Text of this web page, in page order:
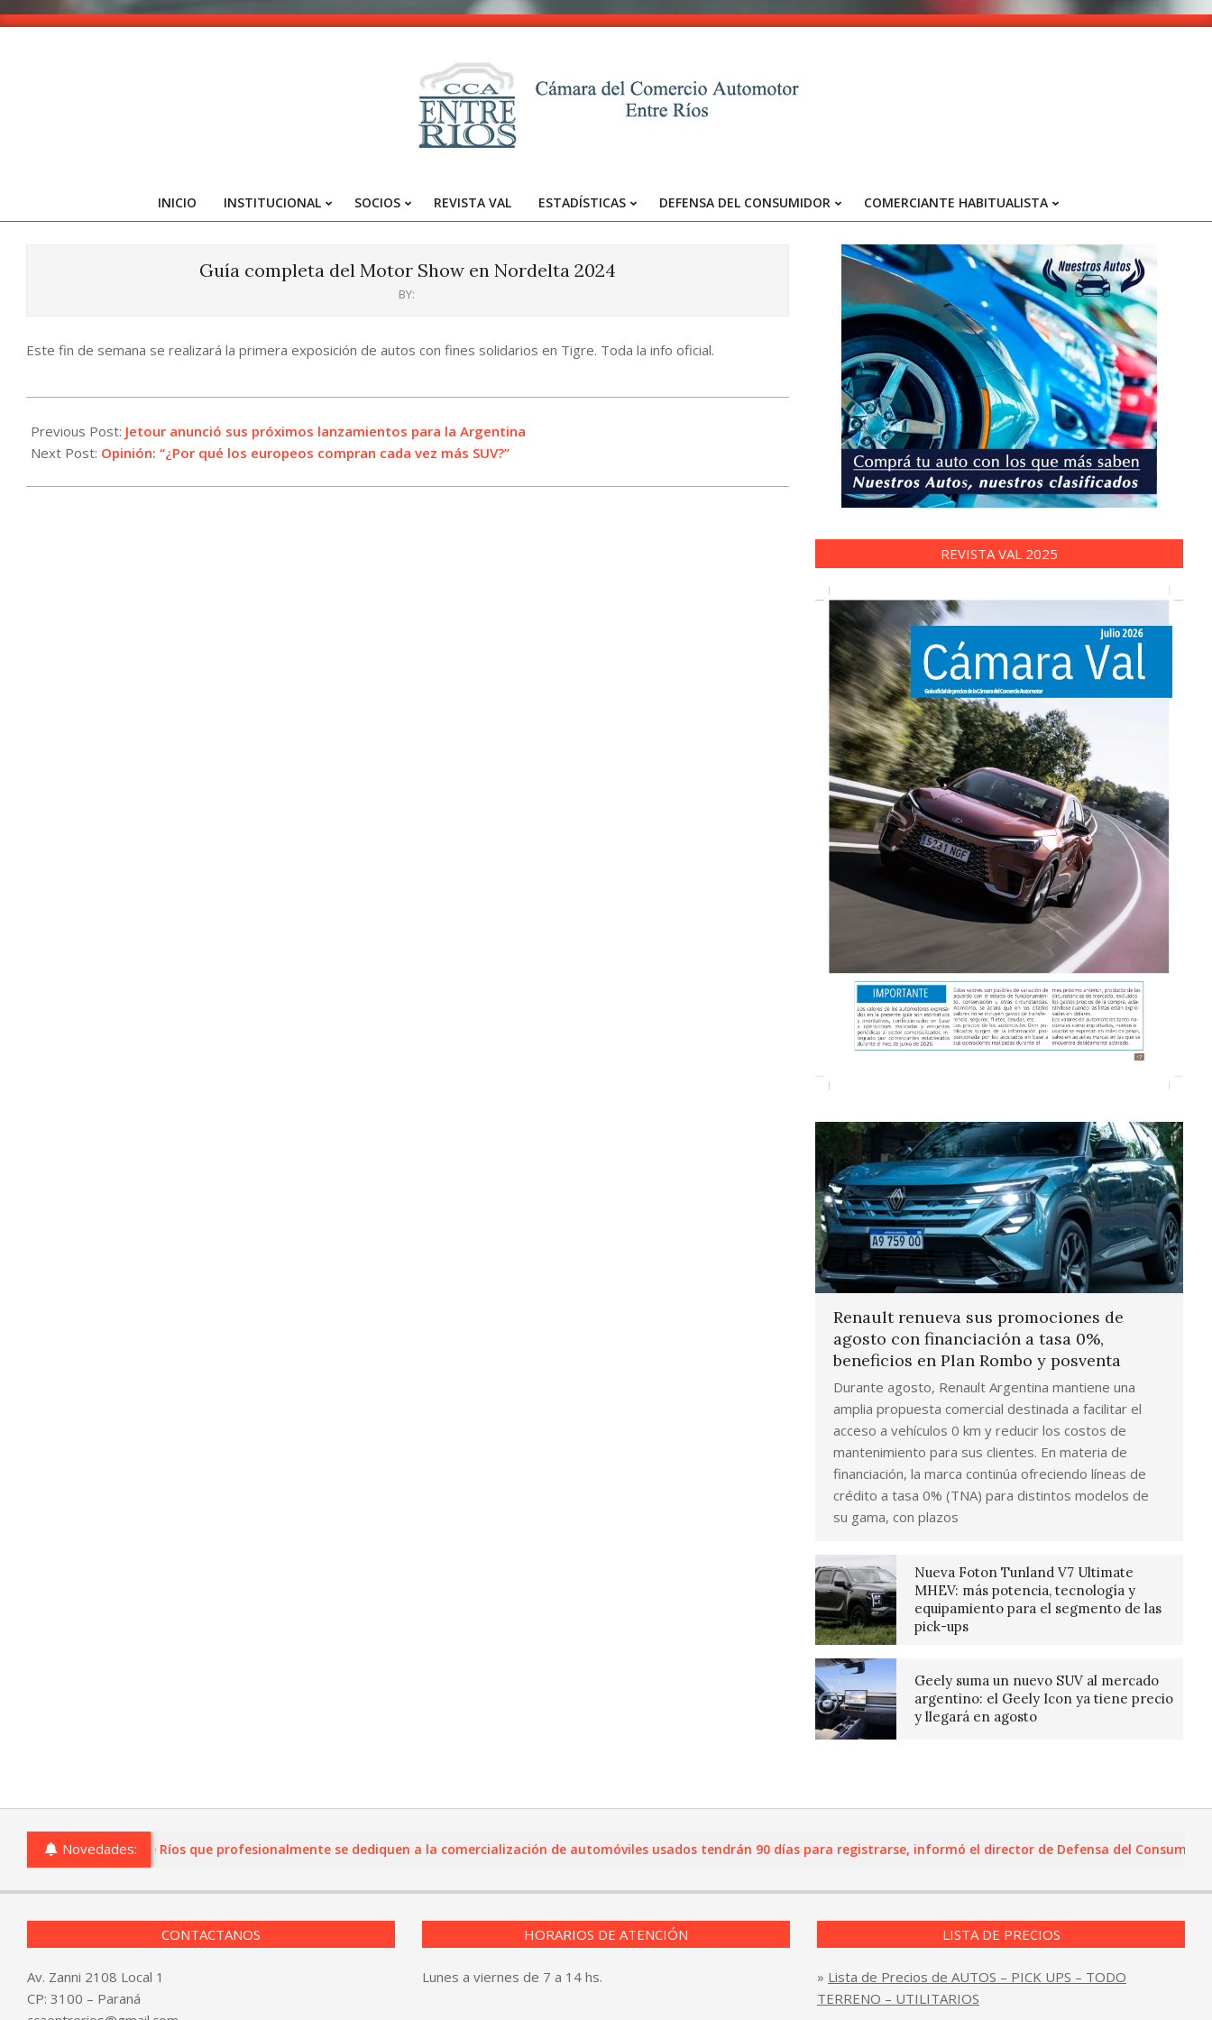
Skip
-
Entre
Primary
INICIO INSTITUCIONAL SOCIOS REVISTA VAL ESTADÍSTICAS DEFENSA DEL CONSUMIDOR COMERCIANTE HABITUALISTA
Guía completa del Motor Show en Nordelta 2024
BY:
Este fin de semana se realizará la primera exposición de autos con fines solidarios en Tigre. Toda la info oficial.
08-
22
Previous Post: Jetour anunció sus próximos lanzamientos para la Argentina
Next Post: Opinión: “¿Por qué los europeos compran cada vez más SUV?”
REVISTA VAL 2025
Renault renueva sus promociones de
agosto con financiación a tasa 0%,
beneficios en Plan Rombo y posventa
Durante agosto, Renault Argentina mantiene una
amplia propuesta comercial destinada a facilitar el
acceso a vehículos 0 km y reducir los costos de
mantenimiento para sus clientes. En materia de
financiación, la marca continúa ofreciendo líneas de
crédito a tasa 0% (TNA) para distintos modelos de
su gama, con plazos
Nueva Foton Tunland V7 Ultimate
MHEV: más potencia, tecnología y
equipamiento para el segmento de las
pick-ups
Geely suma un nuevo SUV al mercado
argentino: el Geely Icon ya tiene precio
y llegará en agosto
Novedades:
comercios de Entre Ríos que profesionalmente se dediquen a la comercialización de automóviles usados tendrán 90 días para registrarse, informó el director de Defensa del Consumidor y
CONTACTANOS
Av. Zanni 2108 Local 1
CP: 3100 – Paraná
HORARIOS DE ATENCIÓN
Lunes a viernes de 7 a 14 hs.
LISTA DE PRECIOS
» Lista de Precios de AUTOS – PICK UPS – TODO
TERRENO – UTILITARIOS